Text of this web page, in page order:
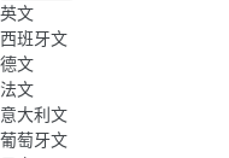
英文
西班牙文
德文
法文
意大利文
葡萄牙文